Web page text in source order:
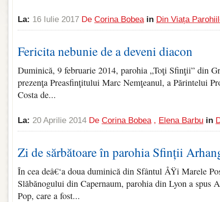
La: 16 Iulie 2017 De Corina Bobea in Din Viața
Fericita nebunie de a deveni diacon
Duminică, 9 februarie 2014, parohia „Toţi Sfin­ţii” din
prezenţa Preasfinţitului Marc Nemţeanul, a Părintelui
Costa de...
La: 20 Aprilie 2014 De Corina Bobea, Elena Barbu in
Zi de sărbătoare în parohia Sfinții
În cea deâ€‘a doua duminică din Sfântul ÅŸi Marele
Slăbănogului din Capernaum, parohia din Lyon a spus
Pop, care a fost...